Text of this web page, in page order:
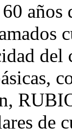
60
del
de